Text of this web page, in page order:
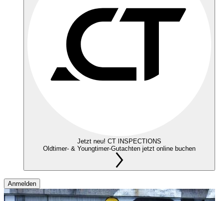
Jetzt neu! CT INSPECTIONS
Oldtimer- & Youngtimer-Gutachten jetzt online buchen
Anmelden